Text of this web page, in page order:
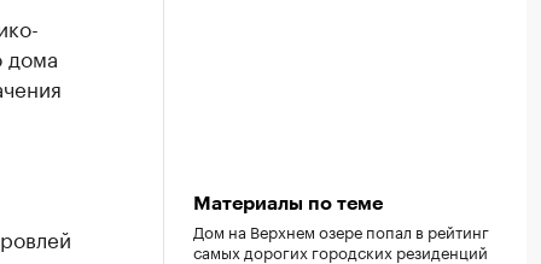
дома
Материалы по теме
Дом на Верхнем озере попал в рейтинг
самых дорогих городских резиденций